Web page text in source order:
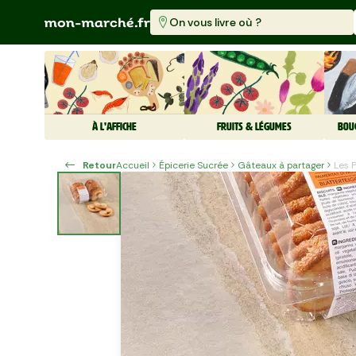
On vous livre où ?
À L'AFFICHE FRUITS & LÉGUMES
RetourAccueil Épicerie Sucrée Gâteaux à partager